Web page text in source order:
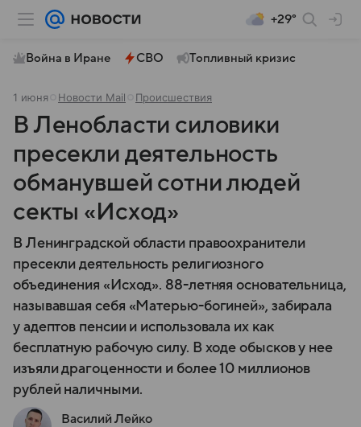
+29°
Война в Иране СВО Топливный кризис
1 июня Новости Mail Происшествия
В Ленобласти силовики
пресекли деятельность
обманувшей сотни людей
секты «Исход»
В Ленинградской области правоохранители
пресекли деятельность религиозного
объединения «Исход». 88-летняя основательница,
называвшая себя «Матерью-богиней», забирала
у адептов пенсии и использовала их как
бесплатную рабочую силу. В ходе обысков у нее
изъяли драгоценности и более 10 миллионов
рублей наличными.
Василий Лейко